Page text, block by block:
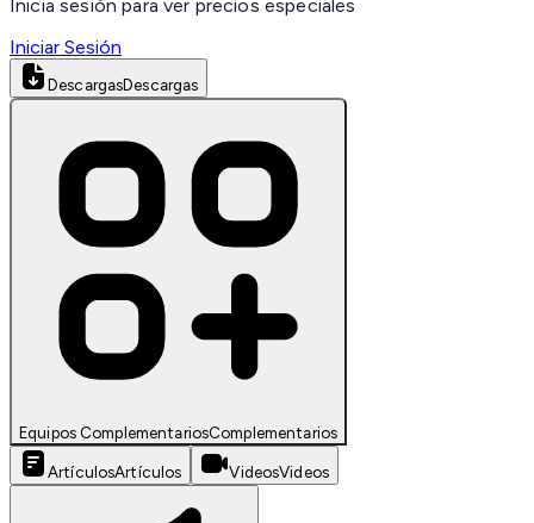
Inicia sesión para ver precios especiales
Iniciar Sesión
DescargasDescargas
Equipos ComplementariosComplementarios
ArtículosArtículos VideosVideos